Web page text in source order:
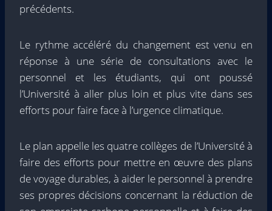
précédents.
Le rythme accéléré du changement est venu en
réponse à une série de consultations avec le
personnel et les étudiants, qui ont poussé
l’Université à aller plus loin et plus vite dans ses
efforts pour faire face à l’urgence climatique.
Le plan appelle les quatre collèges de l’Université à
faire des efforts pour mettre en œuvre des plans
de voyage durables, à aider le personnel à prendre
ses propres décisions concernant la réduction de